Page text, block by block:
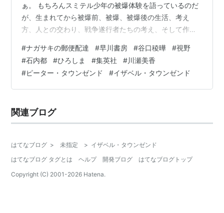
ぁ。 もちろんスミテル少年の被爆体験を語っているのだ
が、生まれてから被爆前、被爆、被爆後の生活、考え
方、人との交わり、戦争遂行者たちの考え、そして作者
点や光景がないまぜになって、うねるように思考を揺さ
ぶってくる。 自然を愛していたという作者の表現は、暗
く重くなりがちな被爆体験談に別の視野角を持ち込んで
くる。 戦争遂行者たちの考えや科学的データの端的な記
立場を感じ考える上での材料を提示してくる。 …
#ナガサキの郵便配達 #早川書房 #谷口稜曄 #視野
#石内都 #ひろしま #集英社 #川瀬美香
#ピーター・タウンゼンド #イザベル・タウンゼンド
関連ブログ
はてなブログ > 未指定 > イザベル・タウンゼンド
はてなブログ タグとは
ヘルプ 開発ブログ
はてなブログトップ
Copyright (C) 2001-2026 Hatena.